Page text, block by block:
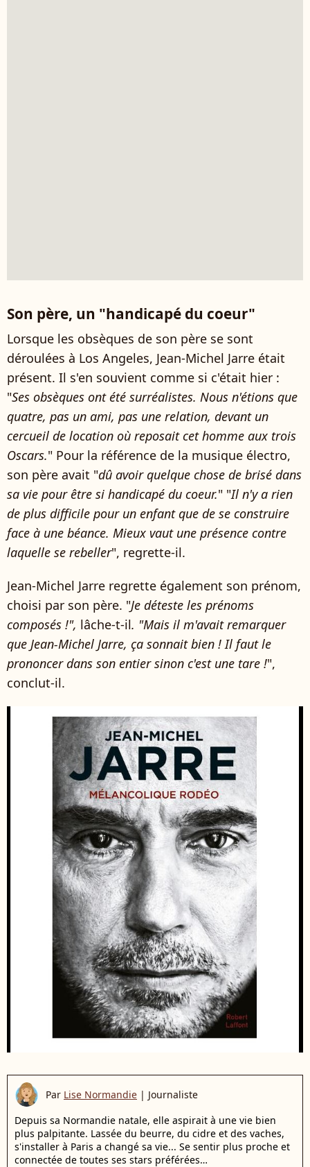
Son père, un "handicapé du coeur"
Lorsque les obsèques de son père se sont
déroulées à Los Angeles, Jean-Michel Jarre était
présent. Il s'en souvient comme si c'était hier :
"Ses obsèques ont été surréalistes. Nous n'étions que
quatre, pas un ami, pas une relation, devant un
cercueil de location où reposait cet homme aux trois
Oscars." Pour la référence de la musique électro,
son père avait "dû avoir quelque chose de brisé dans
sa vie pour être si handicapé du coeur." "Il n'y a rien
de plus difficile pour un enfant que de se construire
face à une béance. Mieux vaut une présence contre
laquelle se rebeller", regrette-il.
Jean-Michel Jarre regrette également son prénom,
choisi par son père. "Je déteste les prénoms
composés !", lâche-t-il. "Mais il m'avait remarquer
que Jean-Michel Jarre, ça sonnait bien ! Il faut le
prononcer dans son entier sinon c'est une tare !",
conclut-il.
Par Lise Normandie | Journaliste
Depuis sa Normandie natale, elle aspirait à une vie bien
plus palpitante. Lassée du beurre, du cidre et des vaches,
s'installer à Paris a changé sa vie... Se sentir plus proche et
connectée de toutes ses stars préférées…